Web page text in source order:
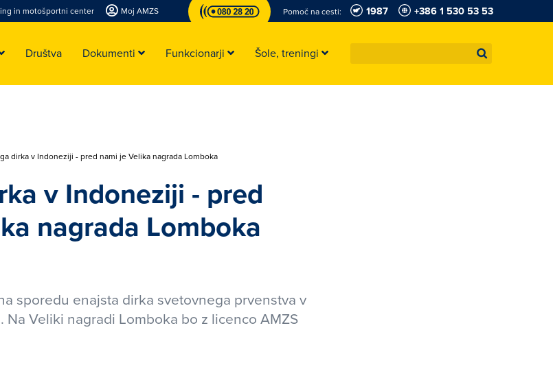
in motošportni center Moj AMZS Pomoč na cesti: 1987 +386 1 530 53 53
Društva Dokumenti Funkcionarji Šole, treningi
dirka v Indoneziji - pred nami je Velika nagrada Lomboka
v Indoneziji - pred
nagrada Lomboka
sporedu enajsta dirka svetovnega prvenstva v
Veliki nagradi Lomboka bo z licenco AMZS